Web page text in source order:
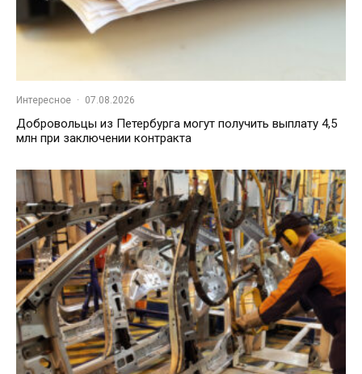
Интересное · 07.08.2026
Добровольцы из Петербурга могут получить выплату 4,5
млн при заключении контракта